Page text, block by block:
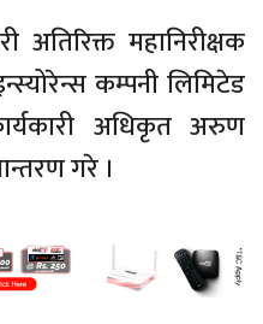
अतिरिक्त महानिरीक्षक
कम्पनी लिमिटेड
अधिकृत अरुण
गरे ।